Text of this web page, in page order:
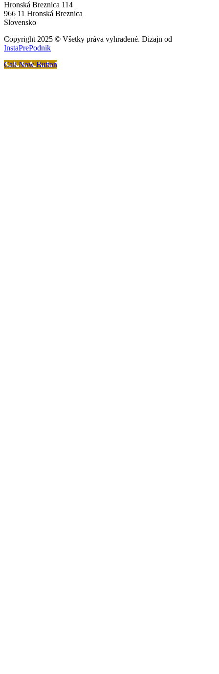
Hronská Breznica 114
966 11 Hronská Breznica
Slovensko
Copyright 2025 © Všetky práva vyhradené. Dizajn od
InstaPrePodnik
Call Now Button